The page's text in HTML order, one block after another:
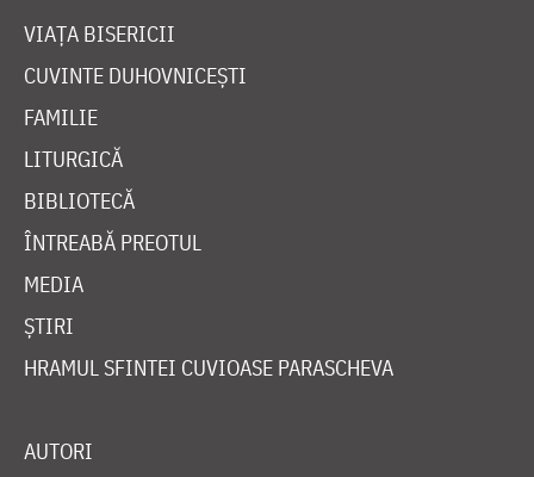
VIAȚA BISERICII
CUVINTE DUHOVNICEȘTI
FAMILIE
LITURGICĂ
BIBLIOTECĂ
ÎNTREABĂ PREOTUL
MEDIA
ȘTIRI
HRAMUL SFINTEI CUVIOASE PARASCHEVA
AUTORI